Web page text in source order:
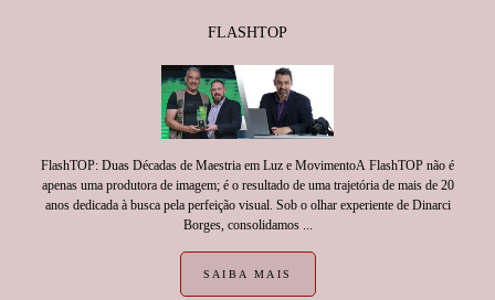
FLASHTOP
FlashTOP: Duas Décadas de Maestria em Luz e MovimentoA FlashTOP não é
apenas uma produtora de imagem; é o resultado de uma trajetória de mais de 20
anos dedicada à busca pela perfeição visual. Sob o olhar experiente de Dinarci
Borges, consolidamos ...
SAIBA MAIS